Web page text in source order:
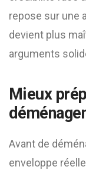
repose sur une
devient plus
arguments
Mieux
Avant de
enveloppe